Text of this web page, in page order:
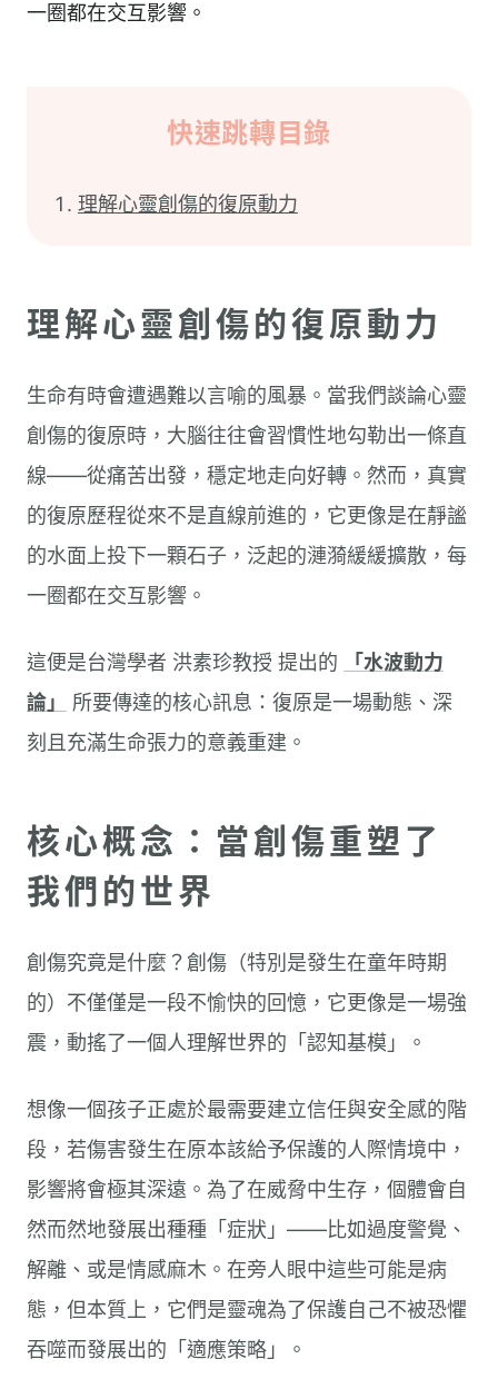
一圈都在交互影響。
快速跳轉目錄
理解心靈創傷的復原動力
理解心靈創傷的復原動力
生命有時會遭遇難以言喻的風暴。當我們談論心靈
創傷的復原時，大腦往往會習慣性地勾勒出一條直
線——從痛苦出發，穩定地走向好轉。然而，真實
的復原歷程從來不是直線前進的，它更像是在靜謐
的水面上投下一顆石子，泛起的漣漪緩緩擴散，每
一圈都在交互影響。
這便是台灣學者 洪素珍教授 提出的
「水波動力
論」
所要傳達的核心訊息：復原是一場動態、深
刻且充滿生命張力的意義重建。
核心概念：當創傷重塑了
我們的世界
創傷究竟是什麼？創傷（特別是發生在童年時期
的）不僅僅是一段不愉快的回憶，它更像是一場強
震，動搖了一個人理解世界的「認知基模」。
想像一個孩子正處於最需要建立信任與安全感的階
段，若傷害發生在原本該給予保護的人際情境中，
影響將會極其深遠。為了在威脅中生存，個體會自
然而然地發展出種種「症狀」——比如過度警覺、
解離、或是情感麻木。在旁人眼中這些可能是病
態，但本質上，它們是靈魂為了保護自己不被恐懼
吞噬而發展出的「適應策略」。